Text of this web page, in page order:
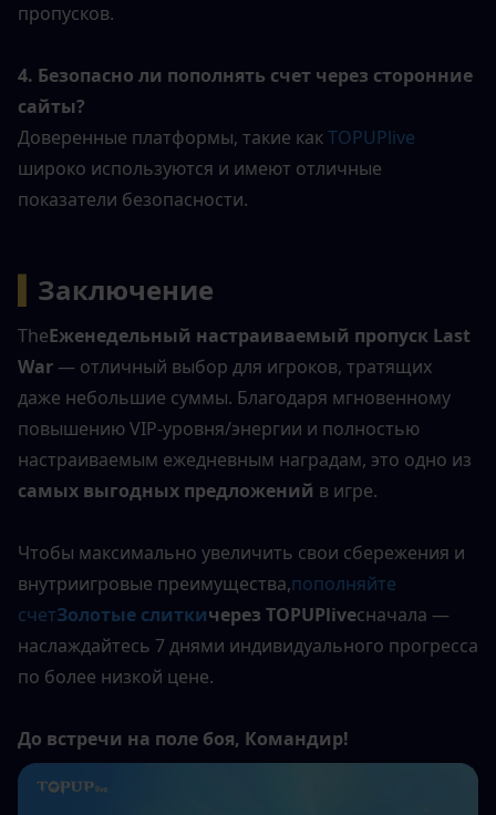
пропусков.
4. Безопасно ли пополнять счет через сторонние
сайты?
Доверенные платформы, такие как
широко используются и имеют отличные
показатели безопасности.
Заключение
TheЕженедельный настраиваемый пропуск Last
War — отличный выбор для игроков, тратящих
даже небольшие суммы. Благодаря мгновенному
повышению VIP-уровня/энергии и полностью
самых выгодных предложений в игре.
Чтобы максимально увеличить свои сбережения и
внутриигровые преимущества,пополняйте
счетЗолотые слиткичерез TOPUPliveсначала —
наслаждайтесь 7 днями индивидуального прогресса
по более низкой цене.
До встречи на поле боя, Командир!